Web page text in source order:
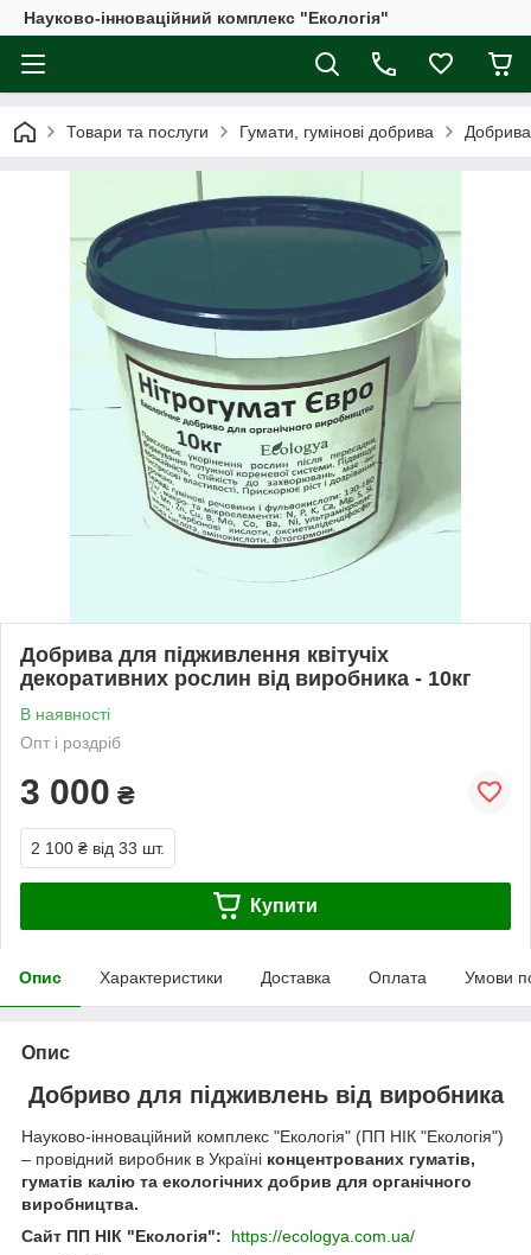
Науково-інноваційний комплекс "Екологія"
Товари та послуги Гумати, гумінові добрива Добрива
Добрива для підживлення квітучіх
декоративних рослин від виробника - 10кг
В наявності
Опт і роздріб
3 000 ₴
2 100 ₴ від 33 шт.
Купити
Опис Характеристики Доставка Оплата Умови
Опис
Добриво для підживлень від виробника
Науково-інноваційний комплекс "Екологія" (ПП НІК "Екологія")
– провідний виробник в Україні концентрованих гуматів,
гуматів калію та екологічних добрив для органічного
виробництва.
Сайт ПП НІК "Екологія": https://ecologya.com.ua/